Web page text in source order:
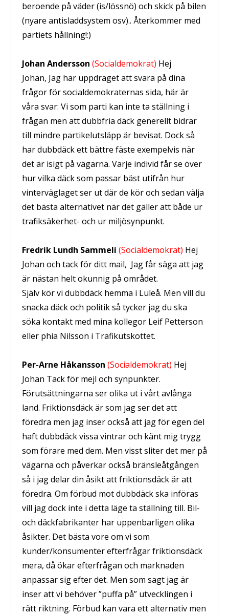
beroende på väder (is/lössnö) och skick på bilen
(nyare antisladdsystem osv).. Återkommer med
partiets hållning!:)
Johan Andersson (Socialdemokrat) Hej
Johan, Jag har uppdraget att svara på dina
frågor för socialdemokraternas sida, här är
våra svar: Vi som parti kan inte ta ställning i
frågan men att dubbfria däck generellt bidrar
till mindre partikelutsläpp är bevisat. Dock så
har dubbdäck ett bättre fäste exempelvis när
det är isigt på vägarna. Varje individ får se över
hur vilka däck som passar bäst utifrån hur
vinterväglaget ser ut där de kör och sedan välja
det bästa alternativet när det gäller att både ur
trafiksäkerhet- och ur miljösynpunkt.
Fredrik Lundh Sammeli (Socialdemokrat) Hej
Johan och tack för ditt mail, Jag får säga att jag
är nästan helt okunnig på området.
Själv kör vi dubbdäck hemma i Luleå. Men vill du
snacka däck och politik så tycker jag du ska
söka kontakt med mina kollegor Leif Petterson
eller phia Nilsson i Trafikutskottet.
Per-Arne Håkansson (Socialdemokrat) Hej
Johan Tack för mejl och synpunkter.
Förutsättningarna ser olika ut i vårt avlånga
land. Friktionsdäck är som jag ser det att
föredra men jag inser också att jag för egen del
haft dubbdäck vissa vintrar och känt mig trygg
som förare med dem. Men visst sliter det mer på
vägarna och påverkar också bränsleåtgången
så i jag delar din åsikt att friktionsdäck är att
föredra. Om förbud mot dubbdäck ska införas
vill jag dock inte i detta läge ta ställning till. Bil-
och däckfabrikanter har uppenbarligen olika
åsikter. Det bästa vore om vi som
kunder/konsumenter efterfrågar friktionsdäck
mera, då ökar efterfrågan och marknaden
anpassar sig efter det. Men som sagt jag är
inser att vi behöver ”puffa på” utvecklingen i
rätt riktning. Förbud kan vara ett alternativ men